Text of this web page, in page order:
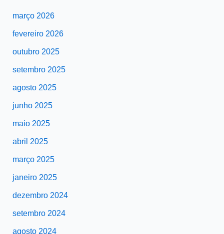
março 2026
fevereiro 2026
outubro 2025
setembro 2025
agosto 2025
junho 2025
maio 2025
abril 2025
março 2025
janeiro 2025
dezembro 2024
setembro 2024
agosto 2024